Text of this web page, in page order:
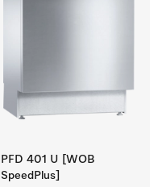
PFD 401 U [WOB
SpeedPlus]